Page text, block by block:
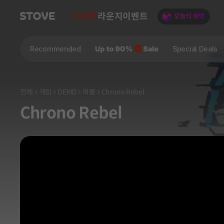
스토어 라운지 이벤트
Recommended Special Deals
전체 게임 DEMO 퍼즐 Chrono Rebel
Chrono Rebel